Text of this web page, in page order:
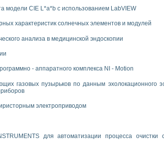
модели CIE L*a*b с использованием LabVIEW
характеристик солнечных элементов и модулей
анализа в медицинской эндоскопии
- аппаратного комплекса NI - Motion
газовых пузырьков по данным эхолокационного
электроприводом
для автоматизации процесса очистки